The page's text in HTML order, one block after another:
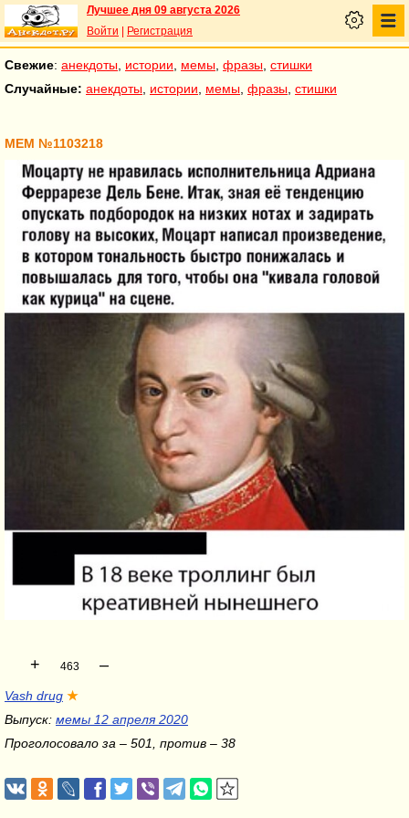
Лучшее дня 09 августа 2026
Войти
Регистрация
Свежие: анекдоты истории мемы фразы стишки
Случайные: анекдоты истории мемы фразы стишки
МЕМ №1103218
+ 463 –
Vash drug ★
Выпуск: мемы 12 апреля 2020
Проголосовало за – 501, против – 38